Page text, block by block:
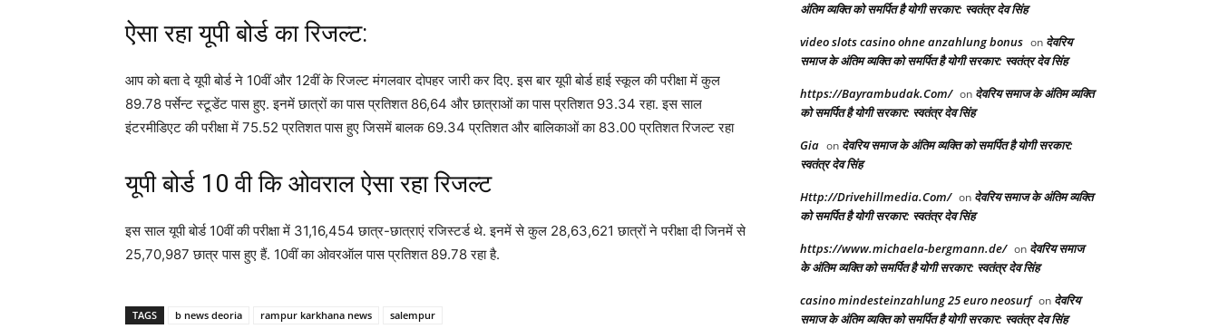
ऐसा रहा यूपी बोर्ड का रिजल्ट:
आप को बता दे यूपी बोर्ड ने 10वीं और 12वीं के रिजल्ट मंगलवार दोपहर जारी कर दिए. इस बार यूपी बोर्ड हाई स्कूल की परीक्षा में कुल
89.78 पर्सेन्ट स्टूडेंट पास हुए. इनमें छात्रों का पास प्रतिशत 86,64 और छात्राओं का पास प्रत‍िशत 93.34 रहा. इस साल
इंटरमीडिएट की परीक्षा में 75.52 प्रतिशत पास हुए जिसमें बालक 69.34 प्रतिशत और बालिकाओं का 83.00 प्रतिशत रिजल्ट रहा
यूपी बोर्ड 10 वी कि ओवराल ऐसा रहा रिजल्ट
इस साल यूपी बोर्ड 10वीं की परीक्षा में 31,16,454 छात्र-छात्राएं रजिस्टर्ड थे. इनमें से कुल 28,63,621 छात्रों ने परीक्षा दी जिनमें से
25,70,987 छात्र पास हुए हैं. 10वीं का ओवरऑल पास प्रतिशत 89.78 रहा है.
TAGS b news deoria rampur karkhana news salempur
अंतिम व्यक्ति को समर्पित है योगी सरकार: स्वतंत्र देव सिंह
video slots casino ohne anzahlung bonus on देवरिय
समाज के अंतिम व्यक्ति को समर्पित है योगी सरकार: स्वतंत्र देव सिंह
https://Bayrambudak.Com/ on देवरिय समाज के अंतिम व्यक्ति
को समर्पित है योगी सरकार: स्वतंत्र देव सिंह
Gia on देवरिय समाज के अंतिम व्यक्ति को समर्पित है योगी सरकार:
स्वतंत्र देव सिंह
Http://Drivehillmedia.Com/ on देवरिय समाज के अंतिम व्यक्ति
को समर्पित है योगी सरकार: स्वतंत्र देव सिंह
https://www.michaela-bergmann.de/ on देवरिय समाज
के अंतिम व्यक्ति को समर्पित है योगी सरकार: स्वतंत्र देव सिंह
casino mindesteinzahlung 25 euro neosurf on देवरिय
समाज के अंतिम व्यक्ति को समर्पित है योगी सरकार: स्वतंत्र देव सिंह